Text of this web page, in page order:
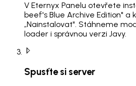
V Eternyx Panelu otevřete
beef's Blue Archive Edition" a
„Nainstalovat". Stáhneme
loader i správnou verzi Javy.
Spusťte si server